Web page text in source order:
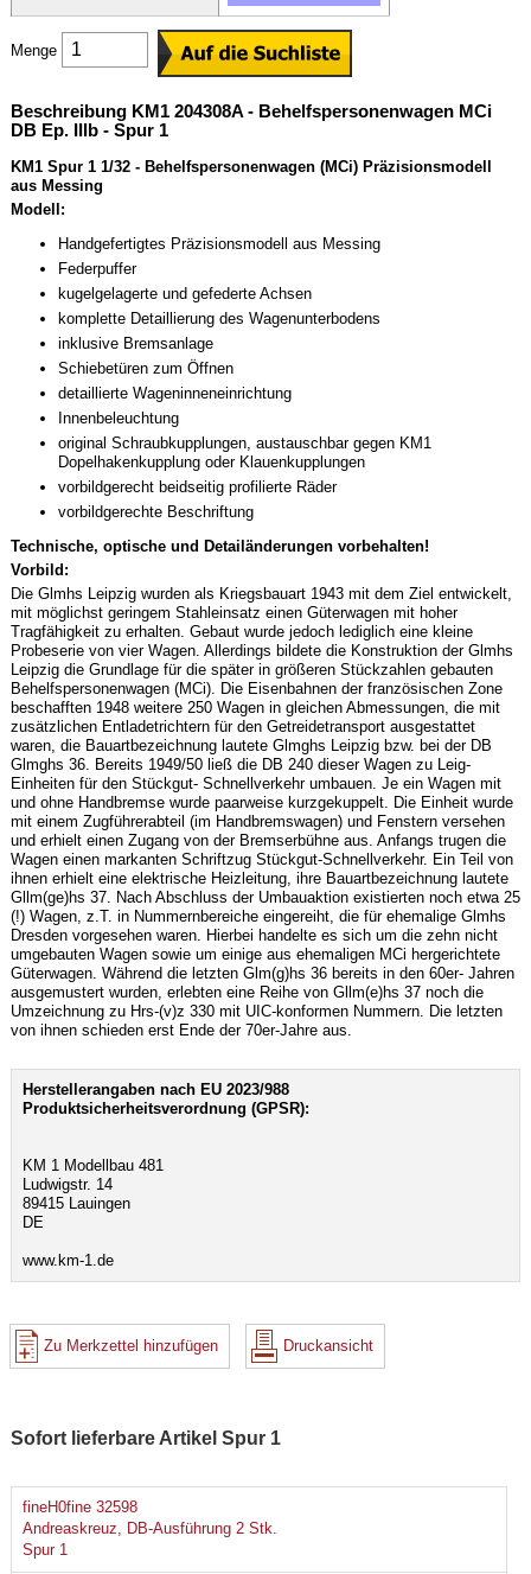
Menge
Beschreibung KM1 204308A - Behelfspersonenwagen MCi
DB Ep. IIIb - Spur 1
KM1 Spur 1 1/32 - Behelfspersonenwagen (MCi) Präzisionsmodell
aus Messing
Modell:
Handgefertigtes Präzisionsmodell aus Messing
Federpuffer
kugelgelagerte und gefederte Achsen
komplette Detaillierung des Wagenunterbodens
inklusive Bremsanlage
Schiebetüren zum Öffnen
detaillierte Wageninneneinrichtung
Innenbeleuchtung
original Schraubkupplungen, austauschbar gegen KM1
Dopelhakenkupplung oder Klauenkupplungen
vorbildgerecht beidseitig profilierte Räder
vorbildgerechte Beschriftung
Technische, optische und Detailänderungen vorbehalten!
Vorbild:
Die Glmhs Leipzig wurden als Kriegsbauart 1943 mit dem Ziel entwickelt,
mit möglichst geringem Stahleinsatz einen Güterwagen mit hoher
Tragfähigkeit zu erhalten. Gebaut wurde jedoch lediglich eine kleine
Probeserie von vier Wagen. Allerdings bildete die Konstruktion der Glmhs
Leipzig die Grundlage für die später in größeren Stückzahlen gebauten
Behelfspersonenwagen (MCi). Die Eisenbahnen der französischen Zone
beschafften 1948 weitere 250 Wagen in gleichen Abmessungen, die mit
zusätzlichen Entladetrichtern für den Getreidetransport ausgestattet
waren, die Bauartbezeichnung lautete Glmghs Leipzig bzw. bei der DB
Glmghs 36. Bereits 1949/50 ließ die DB 240 dieser Wagen zu Leig-
Einheiten für den Stückgut- Schnellverkehr umbauen. Je ein Wagen mit
und ohne Handbremse wurde paarweise kurzgekuppelt. Die Einheit wurde
mit einem Zugführerabteil (im Handbremswagen) und Fenstern versehen
und erhielt einen Zugang von der Bremserbühne aus. Anfangs trugen die
Wagen einen markanten Schriftzug Stückgut-Schnellverkehr. Ein Teil von
ihnen erhielt eine elektrische Heizleitung, ihre Bauartbezeichnung lautete
Gllm(ge)hs 37. Nach Abschluss der Umbauaktion existierten noch etwa 25
(!) Wagen, z.T. in Nummernbereiche eingereiht, die für ehemalige Glmhs
Dresden vorgesehen waren. Hierbei handelte es sich um die zehn nicht
umgebauten Wagen sowie um einige aus ehemaligen MCi hergerichtete
Güterwagen. Während die letzten Glm(g)hs 36 bereits in den 60er- Jahren
ausgemustert wurden, erlebten eine Reihe von Gllm(e)hs 37 noch die
Umzeichnung zu Hrs-(v)z 330 mit UIC-konformen Nummern. Die letzten
von ihnen schieden erst Ende der 70er-Jahre aus.
Herstellerangaben nach EU 2023/988
Produktsicherheitsverordnung (GPSR):
KM 1 Modellbau 481
Ludwigstr. 14
89415 Lauingen
DE
www.km-1.de
Zu Merkzettel hinzufügen Druckansicht
Sofort lieferbare Artikel Spur 1
fineH0fine 32598
Andreaskreuz, DB-Ausführung 2 Stk.
Spur 1